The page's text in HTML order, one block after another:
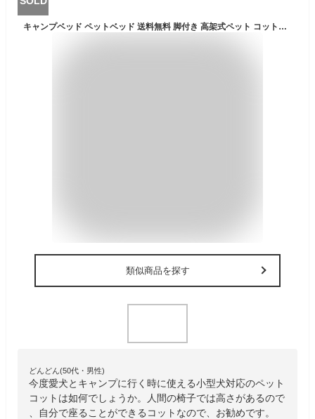
キャンプベッド ペットベッド 送料無料 脚付き 高架式ペット コット型 ベッド 犬 地面から離れ 春 梅雨 夏 ベッド コンパクト収納 ポータブル キャンプ 小型犬 中型犬 猫 丸洗い可能 通気性抜群 頑丈 室内 室外 兼用 組立簡単 ペット用品
類似商品を探す
どんどん(50代・男性)
今度愛犬とキャンプに行く時に使える小型犬対応のペット
コットは如何でしょうか。人間の椅子では高さがあるので
、自分で座ることができるコットなので、お勧めです。